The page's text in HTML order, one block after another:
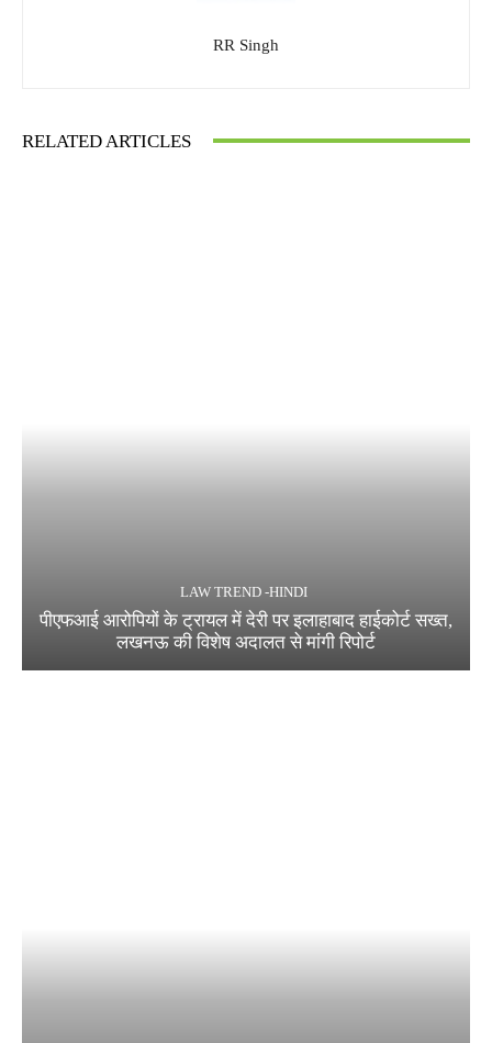
RR Singh
RELATED ARTICLES
LAW TREND -HINDI
पीएफआई आरोपियों के ट्रायल में देरी पर इलाहाबाद हाईकोर्ट सख्त,
लखनऊ की विशेष अदालत से मांगी रिपोर्ट